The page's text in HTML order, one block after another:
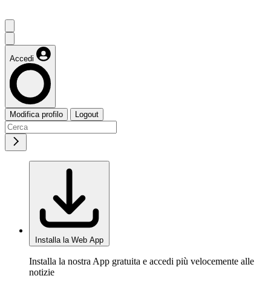
Accedi
Modifica profilo Logout
Installa la Web App
Installa la nostra App gratuita e accedi più velocemente alle
notizie